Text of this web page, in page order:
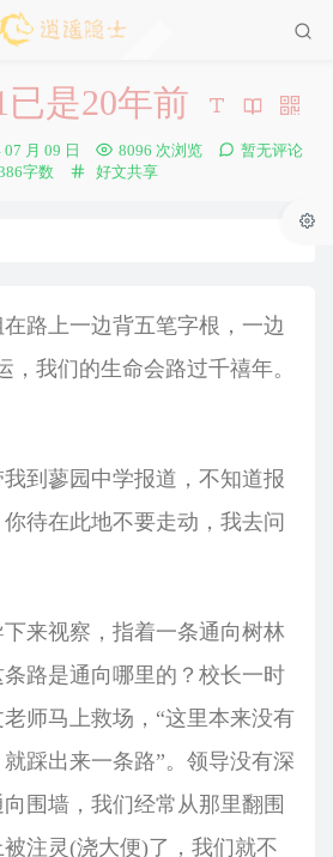
已是20年前
月 09 日 8096 次浏览
暂无评论
字数
分
好文共享
路上一边背五笔字根，一边
，我们的生命会路过千禧年。
到蓼园中学报道，不知道报
待在此地不要走动，我去问
来视察，指着一条通向树林
路是通向哪里的？校长一时
师马上救场，“这里本来没有
踩出来一条路”。领导没有深
围墙，我们经常从那里翻围
注灵(浇大便)了，我们就不